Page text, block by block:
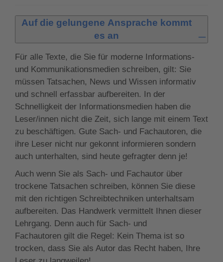
Auf die gelungene Ansprache kommt
es an
Für alle Texte, die Sie für moderne Informations-
und Kommunikationsmedien schreiben, gilt: Sie
müssen Tatsachen, News und Wissen informativ
und schnell erfassbar aufbereiten. In der
Schnelligkeit der Informationsmedien haben die
Leser/innen nicht die Zeit, sich lange mit einem Text
zu beschäftigen. Gute Sach- und Fachautoren, die
ihre Leser nicht nur gekonnt informieren sondern
auch unterhalten, sind heute gefragter denn je!
Auch wenn Sie als Sach- und Fachautor über
trockene Tatsachen schreiben, können Sie diese
mit den richtigen Schreibtechniken unterhaltsam
aufbereiten. Das Handwerk vermittelt Ihnen dieser
Lehrgang. Denn auch für Sach- und
Fachautoren gilt die Regel: Kein Thema ist so
trocken, dass Sie als Autor das Recht haben, Ihre